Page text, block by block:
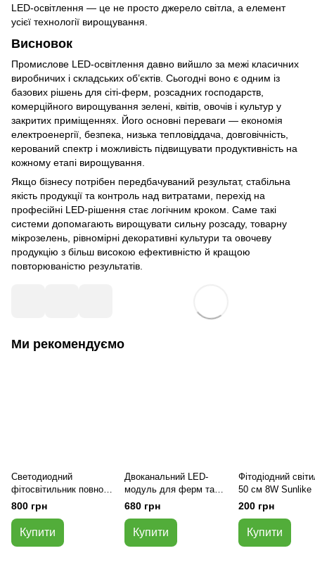
LED-освітлення — це не просто джерело світла, а елемент
усієї технології вирощування.
Висновок
Промислове LED-освітлення давно вийшло за межі класичних
виробничих і складських об’єктів. Сьогодні воно є одним із
базових рішень для сіті-ферм, розсадних господарств,
комерційного вирощування зелені, квітів, овочів і культур у
закритих приміщеннях. Його основні переваги — економія
електроенергії, безпека, низька тепловіддача, довговічність,
керований спектр і можливість підвищувати продуктивність на
кожному етапі вирощування.
Якщо бізнесу потрібен передбачуваний результат, стабільна
якість продукції та контроль над витратами, перехід на
професійні LED-рішення стає логічним кроком. Саме такі
системи допомагають вирощувати сильну розсаду, товарну
мікрозелень, рівномірні декоративні культури та овочеву
продукцію з більш високою ефективністю й кращою
повторюваністю результатів.
Ми рекомендуємо
Светодиодний
фітосвітильник повного
спектра 100 Вт
800 грн
Купити
Двоканальний LED-
модуль для ферм та
гроутентів (24В)
680 грн
Купити
Фітодіодний
50 см 8W Sunlike
200 грн
Купити